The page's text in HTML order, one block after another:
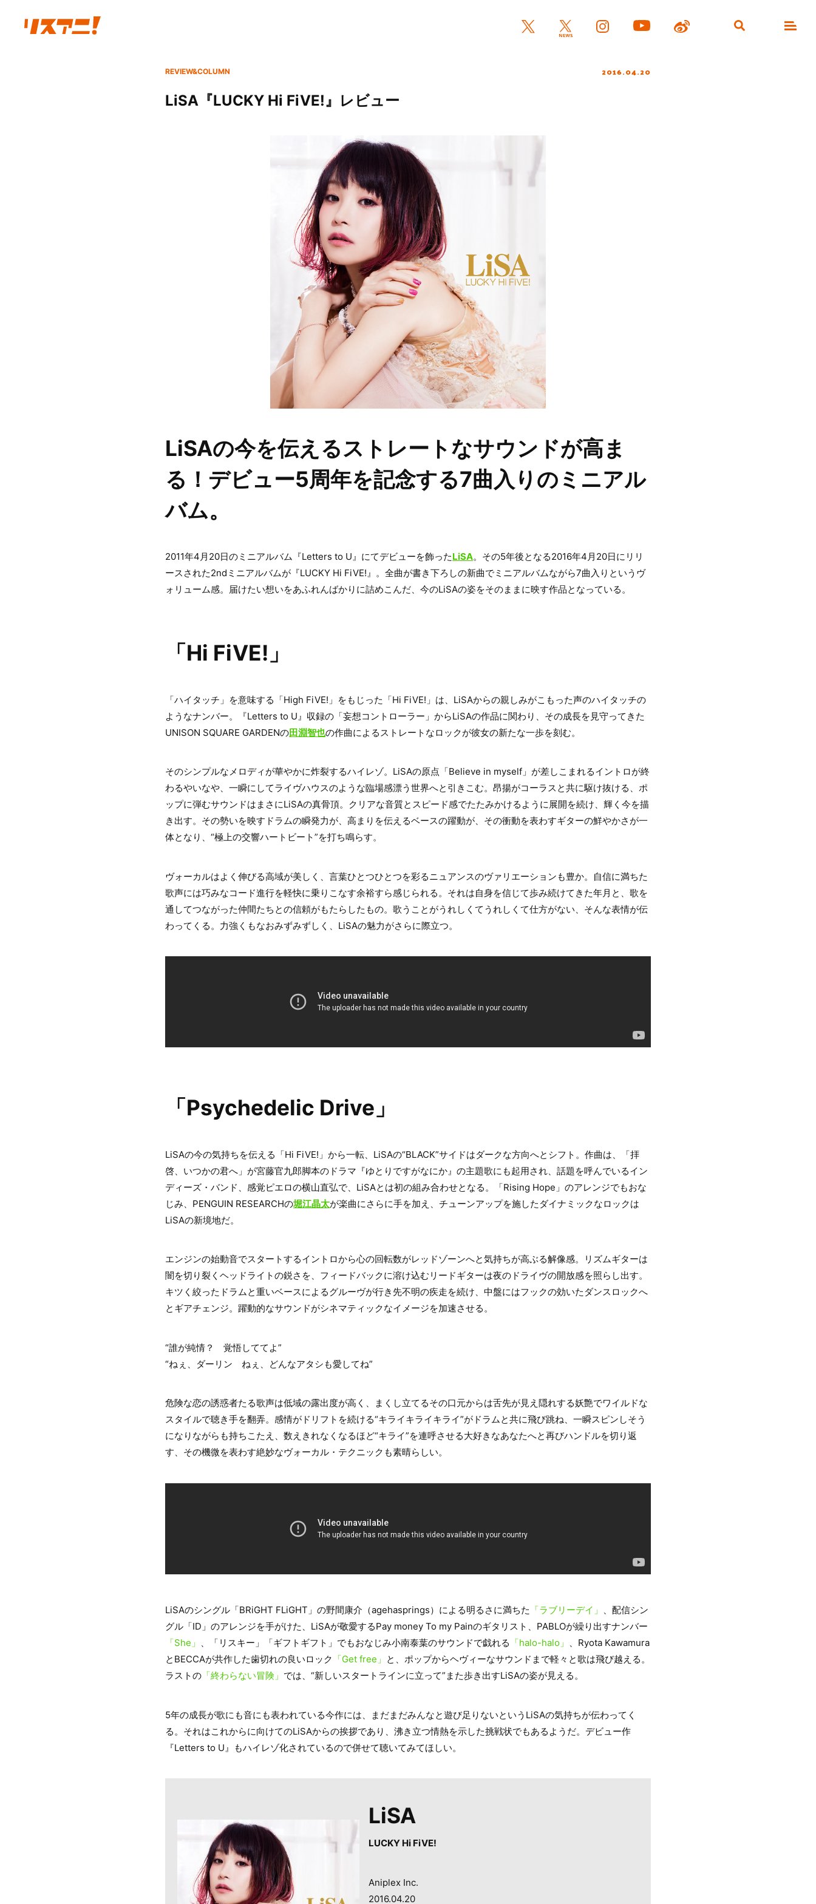
REVIEW&COLUMN 2016.04.20
LiSA『LUCKY Hi FiVE!』レビュー
LiSAの今を伝えるストレートなサウンドが高ま
る！デビュー5周年を記念する7曲入りのミニアル
バム。
2011年4月20日のミニアルバム『Letters to U』にてデビューを飾ったLiSA。その5年後となる2016年4月20日にリリ
ースされた2ndミニアルバムが『LUCKY Hi FiVE!』。全曲が書き下ろしの新曲でミニアルバムながら7曲入りというヴ
ォリューム感。届けたい想いをあふれんばかりに詰めこんだ、今のLiSAの姿をそのままに映す作品となっている。
「Hi FiVE!」
「ハイタッチ」を意味する「High FiVE!」をもじった「Hi FiVE!」は、LiSAからの親しみがこもった声のハイタッチの
ようなナンバー。『Letters to U』収録の「妄想コントローラー」からLiSAの作品に関わり、その成長を見守ってきた
UNISON SQUARE GARDENの田淵智也の作曲によるストレートなロックが彼女の新たな一歩を刻む。
そのシンプルなメロディが華やかに炸裂するハイレゾ。LiSAの原点「Believe in myself」が差しこまれるイントロが終
わるやいなや、一瞬にしてライヴハウスのような臨場感漂う世界へと引きこむ。昂揚がコーラスと共に駆け抜ける、ポ
ップに弾むサウンドはまさにLiSAの真骨頂。クリアな音質とスピード感でたたみかけるように展開を続け、輝く今を描
き出す。その勢いを映すドラムの瞬発力が、高まりを伝えるベースの躍動が、その衝動を表わすギターの鮮やかさが一
体となり、“極上の交響ハートビート”を打ち鳴らす。
ヴォーカルはよく伸びる高域が美しく、言葉ひとつひとつを彩るニュアンスのヴァリエーションも豊か。自信に満ちた
歌声には巧みなコード進行を軽快に乗りこなす余裕すら感じられる。それは自身を信じて歩み続けてきた年月と、歌を
通してつながった仲間たちとの信頼がもたらしたもの。歌うことがうれしくてうれしくて仕方がない、そんな表情が伝
わってくる。力強くもなおみずみずしく、LiSAの魅力がさらに際立つ。
「Psychedelic Drive」
LiSAの今の気持ちを伝える「Hi FiVE!」から一転、LiSAの“BLACK”サイドはダークな方向へとシフト。作曲は、「拝
啓、いつかの君へ」が宮藤官九郎脚本のドラマ『ゆとりですがなにか』の主題歌にも起用され、話題を呼んでいるイン
ディーズ・バンド、感覚ピエロの横山直弘で、LiSAとは初の組み合わせとなる。「Rising Hope」のアレンジでもおな
じみ、PENGUIN RESEARCHの堀江晶太が楽曲にさらに手を加え、チューンアップを施したダイナミックなロックは
LiSAの新境地だ。
エンジンの始動音でスタートするイントロから心の回転数がレッドゾーンへと気持ちが高ぶる解像感。リズムギターは
闇を切り裂くヘッドライトの鋭さを、フィードバックに溶け込むリードギターは夜のドライヴの開放感を照らし出す。
キツく絞ったドラムと重いベースによるグルーヴが行き先不明の疾走を続け、中盤にはフックの効いたダンスロックへ
とギアチェンジ。躍動的なサウンドがシネマティックなイメージを加速させる。
“誰が純情？ 覚悟しててよ”
“ねぇ、ダーリン ねぇ、どんなアタシも愛してね”
危険な恋の誘惑者たる歌声は低域の露出度が高く、まくし立てるその口元からは舌先が見え隠れする妖艶でワイルドな
スタイルで聴き手を翻弄。感情がドリフトを続ける“キライキライキライ”がドラムと共に飛び跳ね、一瞬スピンしそう
になりながらも持ちこたえ、数えきれなくなるほど“キライ”を連呼させる大好きなあなたへと再びハンドルを切り返
す、その機微を表わす絶妙なヴォーカル・テクニックも素晴らしい。
LiSAのシングル「BRiGHT FLiGHT」の野間康介（agehasprings）による明るさに満ちた 「ラブリーデイ」 、配信シン
グル「ID」のアレンジを手がけた、LiSAが敬愛するPay money To my Painのギタリスト、PABLOが繰り出すナンバー
「She」 、「リスキー」「ギフトギフト」でもおなじみ小南泰葉のサウンドで戯れる 「halo-halo」 、Ryota Kawamura
とBECCAが共作した歯切れの良いロック 「Get free」 と、ポップからヘヴィーなサウンドまで軽々と歌は飛び越える。
ラストの 「終わらない冒険」 では、“新しいスタートラインに立って”また歩き出すLiSAの姿が見える。
5年の成長が歌にも音にも表われている今作には、まだまだみんなと遊び足りないというLiSAの気持ちが伝わってく
る。それはこれからに向けてのLiSAからの挨拶であり、沸き立つ情熱を示した挑戦状でもあるようだ。デビュー作
『Letters to U』もハイレゾ化されているので併せて聴いてみてほしい。
LiSA
LUCKY Hi FiVE!
Aniplex Inc.
2016.04.20